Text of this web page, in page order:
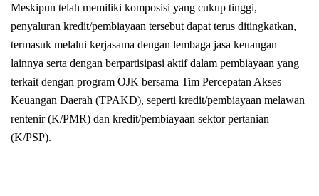
Meskipun telah memiliki komposisi yang cukup tinggi,
penyaluran kredit/pembiayaan tersebut dapat terus ditingkatkan,
termasuk melalui kerjasama dengan lembaga jasa keuangan
lainnya serta dengan berpartisipasi aktif dalam pembiayaan yang
terkait dengan program OJK bersama Tim Percepatan Akses
Keuangan Daerah (TPAKD), seperti kredit/pembiayaan melawan
rentenir (K/PMR) dan kredit/pembiayaan sektor pertanian
(K/PSP).